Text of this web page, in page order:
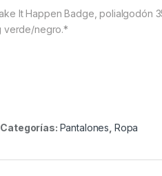
It Happen Badge, polialgodón
verde/negro.*
Categorías: Pantalones Ropa